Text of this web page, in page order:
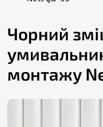
Чорний
монтажу